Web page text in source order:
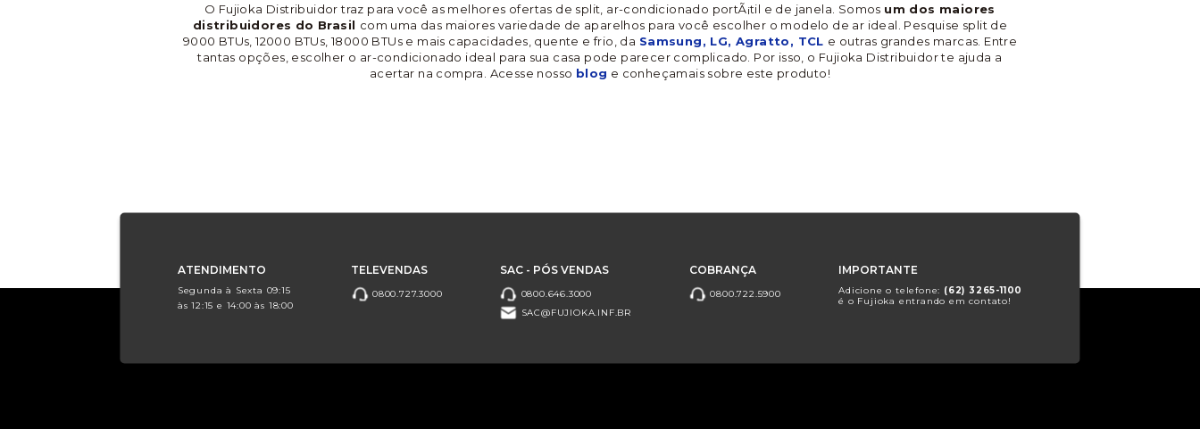
O Fujioka Distribuidor traz para você as melhores ofertas de split, ar-condicionado portÃ¡til e de janela. Somos um dos maiores
distribuidores do Brasil com uma das maiores variedade de aparelhos para você escolher o modelo de ar ideal. Pesquise split de
9000 BTUs, 12000 BTUs, 18000 BTUs e mais capacidades, quente e frio, da Samsung, LG, Agratto, TCL e outras grandes marcas. Entre
tantas opções, escolher o ar-condicionado ideal para sua casa pode parecer complicado. Por isso, o Fujioka Distribuidor te ajuda a
acertar na compra. Acesse nosso blog e conheçamais sobre este produto!
ATENDIMENTO
Segunda à Sexta 09:15
às 12:15 e 14:00 às 18:00
TELEVENDAS
0800.727.3000
SAC - PÓS VENDAS
0800.646.3000
SAC@FUJIOKA.INF.BR
COBRANÇA
0800.722.5900
IMPORTANTE
Adicione o telefone: (62) 3265-1100
é o Fujioka entrando em contato!